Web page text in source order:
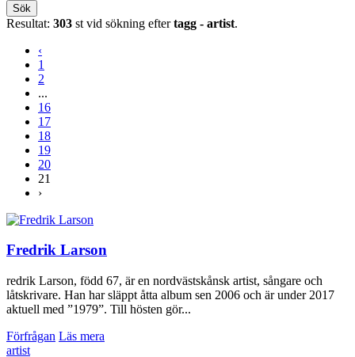
Sök
Resultat: 303 st vid sökning eftertagg - artist.
‹
1
2
...
16
17
18
19
20
21
›
Fredrik Larson
redrik Larson, född 67, är en nordvästskånsk artist, sångare och
låtskrivare. Han har släppt åtta album sen 2006 och är under 2017
aktuell med ”1979”. Till hösten gör...
Förfrågan Läs mera
artist